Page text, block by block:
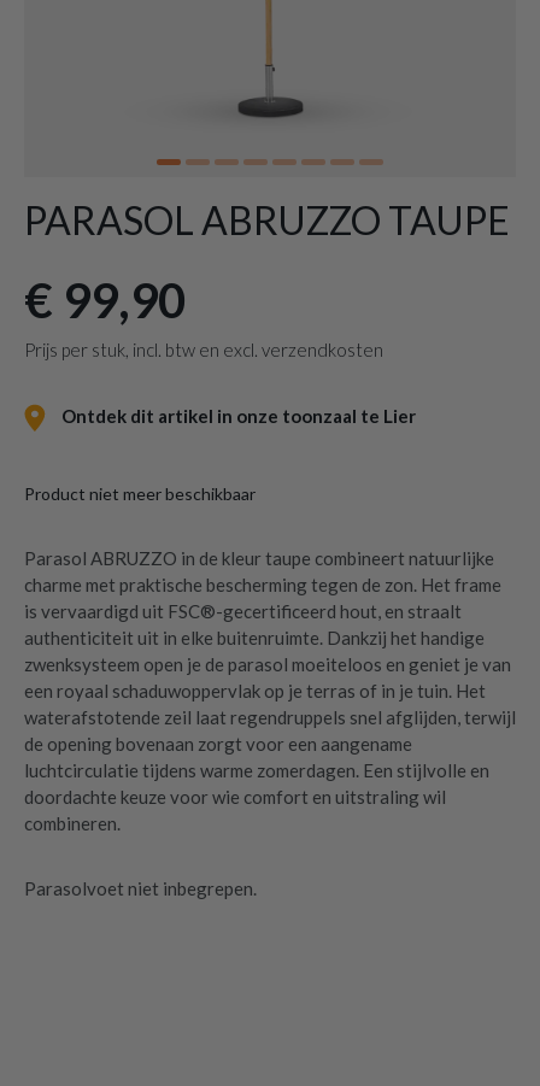
PARASOL ABRUZZO TAUPE
€ 99,90
Prijs per stuk, incl. btw en excl. verzendkosten
Ontdek dit artikel in onze toonzaal te Lier
Product niet meer beschikbaar
Parasol ABRUZZO in de kleur taupe combineert natuurlijke
charme met praktische bescherming tegen de zon. Het frame
is vervaardigd uit FSC®-gecertificeerd hout, en straalt
authenticiteit uit in elke buitenruimte. Dankzij het handige
zwenksysteem open je de parasol moeiteloos en geniet je van
een royaal schaduwoppervlak op je terras of in je tuin. Het
waterafstotende zeil laat regendruppels snel afglijden, terwijl
de opening bovenaan zorgt voor een aangename
luchtcirculatie tijdens warme zomerdagen. Een stijlvolle en
doordachte keuze voor wie comfort en uitstraling wil
combineren.
Parasolvoet niet inbegrepen.